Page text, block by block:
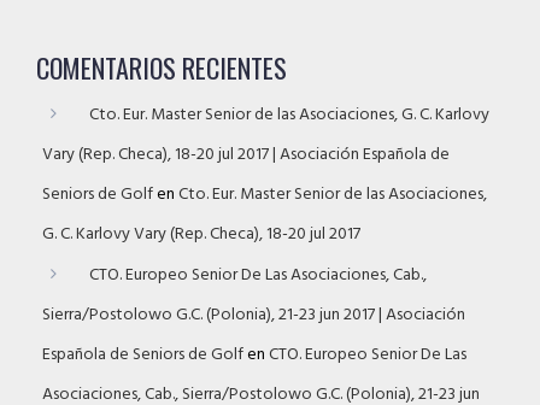
COMENTARIOS RECIENTES
Cto. Eur. Master Senior de las Asociaciones, G. C. Karlovy
Vary (Rep. Checa), 18-20 jul 2017 | Asociación Española de
Seniors de GolfenCto. Eur. Master Senior de las Asociaciones,
G. C. Karlovy Vary (Rep. Checa), 18-20 jul 2017
CTO. Europeo Senior De Las Asociaciones, Cab.,
Sierra/Postolowo G.C. (Polonia), 21-23 jun 2017 | Asociación
Española de Seniors de GolfenCTO. Europeo Senior De Las
Asociaciones, Cab., Sierra/Postolowo G.C. (Polonia), 21-23 jun